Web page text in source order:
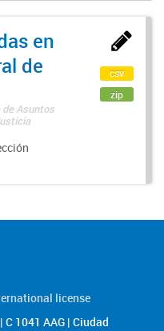
en
de
Asuntos
csv
zip
license
1041 AAG | Ciudad